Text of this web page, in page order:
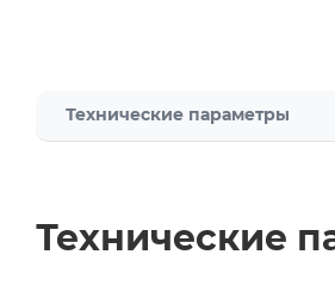
Технические параметры
Технические